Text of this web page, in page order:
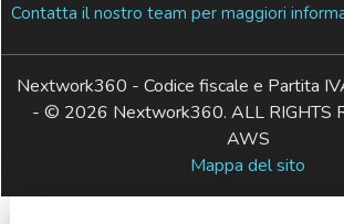
Contatta il nostro team per maggiori
Nextwork360 - Codice fiscale e Partita
- © 2026 Nextwork360. ALL RIGHTS
AWS
Mappa del sito